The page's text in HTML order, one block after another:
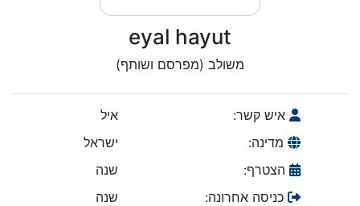
eyal hayut
משולב (מפרסם ושותף)
איש קשר:
איל
מדינה:
ישראל
הצטרף:
שנה
כניסה אחרונה:
שנה